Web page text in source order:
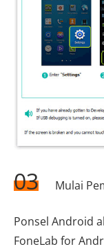
03 Mulai
Ponsel Android
FoneLab for